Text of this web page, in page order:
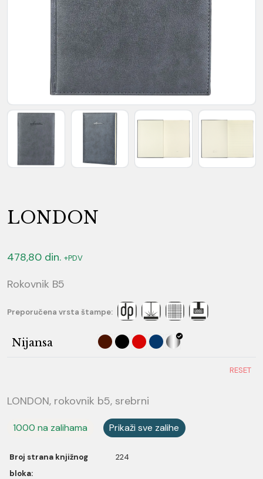
LONDON
478,80 din. +PDV
Rokovnik B5
Preporučena vrsta štampe:
Nijansa
RESET
LONDON, rokovnik b5, srebrni
1000 na zalihama Prikaži sve zalihe
Broj strana knjižnog
bloka:
224